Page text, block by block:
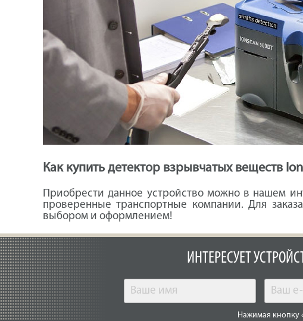
Как купить детектор взрывчатых веществ
Приобрести данное устройство можно в нашем
проверенные транспортные компании. Для
выбором и оформлением!
ИНТЕРЕСУЕТ
Нажимая кнопку